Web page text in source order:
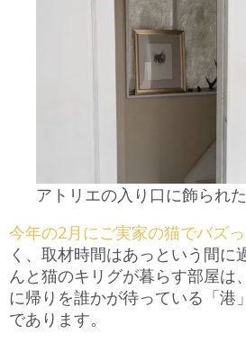
アトリエの入り口に飾られ
今年の2月にご実家の猫でバズ
く、取材時間はあっという間に
んと猫のキリグが暮らす部屋は
に帰りを誰かが待っている「港
であります。